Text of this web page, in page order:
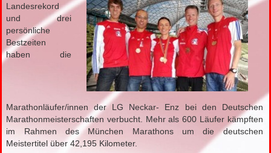
Landesrekord
und drei
persönliche
Bestzeiten
haben die
Marathonläufer/innen der LG Neckar- Enz bei den Deutschen
Marathonmeisterschaften verbucht. Mehr als 600 Läufer kämpften
im Rahmen des München Marathons um die deutschen
Meistertitel über 42,195 Kilometer.